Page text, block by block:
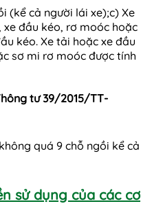
(kể cả người lái xe);c) Xe
đầu kéo, rơ moóc hoặc
kéo. Xe tải hoặc xe đầu
sơ mi rơ moóc được tính
tư 39/2015/TT-
quá 9 chỗ ngồi kể cả
sử dụng của các cơ